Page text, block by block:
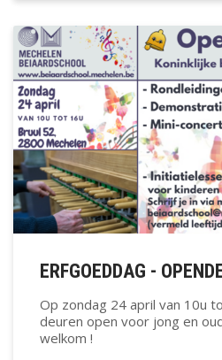
ERFGOEDDAG -
Op zondag 24 april van 10u
deuren open voor jong en
welkom !